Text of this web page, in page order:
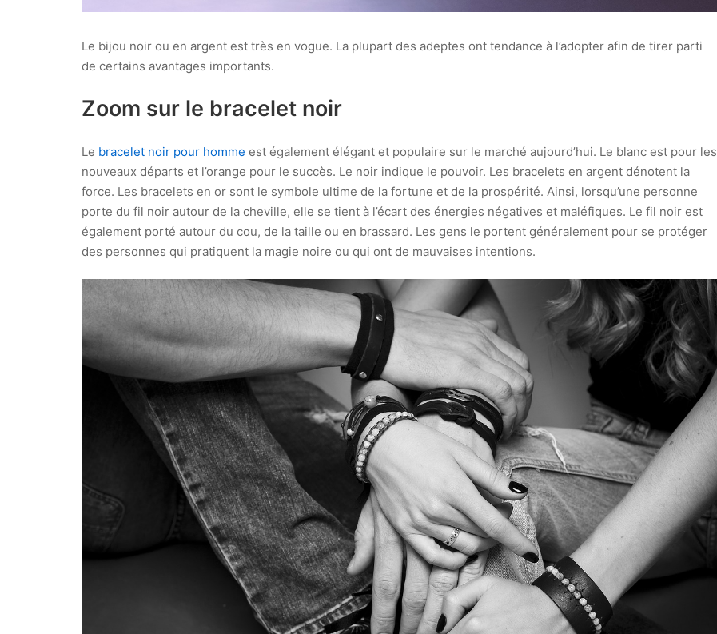
Le bijou noir ou en argent est très en vogue. La plupart des adeptes ont tendance à l’adopter afin de tirer parti
de certains avantages importants.
Zoom sur le bracelet noir
Le bracelet noir pour homme est également élégant et populaire sur le marché aujourd’hui. Le blanc est pour les
nouveaux départs et l’orange pour le succès. Le noir indique le pouvoir. Les bracelets en argent dénotent la
force. Les bracelets en or sont le symbole ultime de la fortune et de la prospérité. Ainsi, lorsqu’une personne
porte du fil noir autour de la cheville, elle se tient à l’écart des énergies négatives et maléfiques. Le fil noir est
également porté autour du cou, de la taille ou en brassard. Les gens le portent généralement pour se protéger
des personnes qui pratiquent la magie noire ou qui ont de mauvaises intentions.